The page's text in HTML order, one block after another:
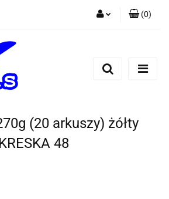
Zarejestruj się
(0)
(20 arkuszy) żółty
KRESKA 48